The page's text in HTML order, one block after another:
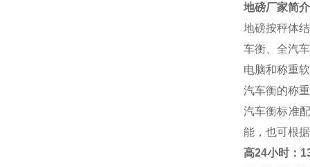
地磅厂家简
地磅按秤体
车衡、全汽
电脑和称重
汽车衡的称
汽车衡标准
能，也可根
高24小时：